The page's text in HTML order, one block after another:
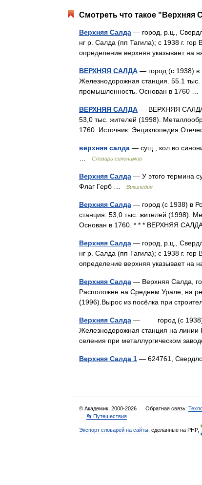
Смотреть что такое "Верхняя
Верхняя Салда — город, р.ц.,
нг р. Салда (пп Тагила); с 1938 г.
определение верхняя указывает на
ВЕРХНЯЯ САЛДА — город (с 1938) в
Железнодорожная станция. 55.1
промышленность. Основан в 1760 …
ВЕРХНЯЯ САЛДА — ВЕРХНЯЯ САЛДА,
53,0 тыс. жителей (1998).
1760. Источник: Энциклопедия
верхняя салда — сущ., кол во
Словарь синонимов
Верхняя Салда — У этого термина
Флаг Герб …
Википедия
Верхняя Салда — город (с 1938) в
станция. 53,0 тыс. жителей (1998).
Основан в 1760. * * * ВЕРХНЯЯ
Верхняя Салда — город, р.ц.,
нг р. Салда (пп Тагила); с 1938 г.
определение верхняя указывает на
Верхняя Салда — Верхняя Салда,
Расположен на Среднем Урале, на
(1996).Вырос из посёлка при
Верхняя Салда — город (с 1938) в
Железнодорожная станция на линии
селения при металлургическом
Верхняя Салда 1 — 624761,
© Академик, 2000-2026 Обратная связь:
👣 Путешествия
Экспорт словарей на сайты , сделанные на PHP,